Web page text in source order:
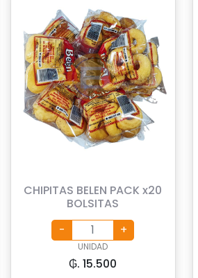
CHIPITAS BELEN PACK x20
BOLSITAS
UNIDAD
₲. 15.500